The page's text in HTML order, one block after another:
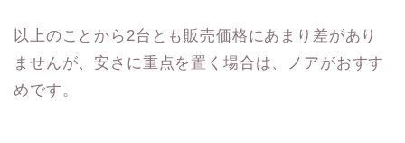
以上のことから2台とも販売価格にあまり差があり
ませんが、安さに重点を置く場合は、ノアがおすす
めです。